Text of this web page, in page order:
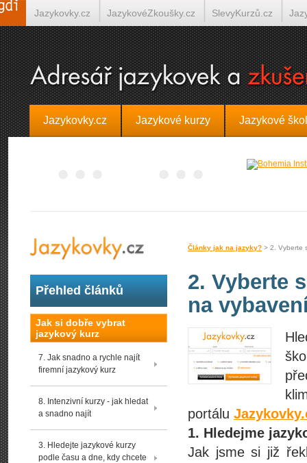
Jazykovky.cz Jazykové kurzy Jazykové
Články jak na jazyky? > 2. Vyberte
Přehled článků
Jak si dobře vybrat
jazykový kurz
7. Jak snadno a rychle najít
firemní jazykový kurz
8. Intenzivní kurzy - jak hledat
a snadno najít
3. Hledejte jazykové kurzy
podle času a dne, kdy chcete
2. Vyberte
na
portálu
1. Hledejme
Jak jsme si již
Jazykovky.cz JazykovéZkoušky.cz SlevyKurzů.cz
Španělština on-line Italština on-line Tlumočení-